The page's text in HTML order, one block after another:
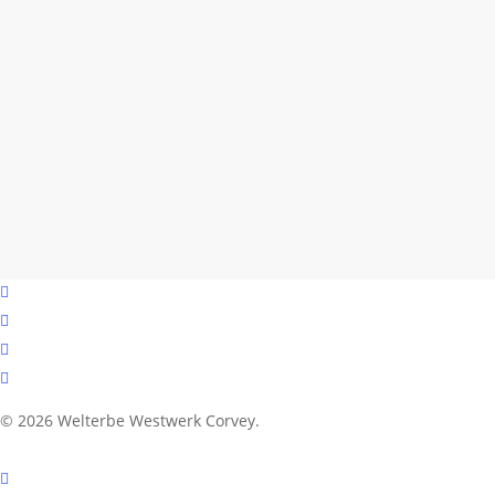
facebook
youtube
instagram
email
© 2026 Welterbe Westwerk Corvey.